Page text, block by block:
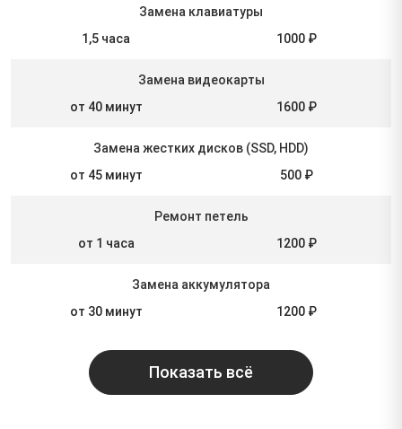
Замена клавиатуры
1,5 часа
1000 ₽
Замена видеокарты
от 40 минут
1600 ₽
Замена жестких дисков (SSD, HDD)
от 45 минут
500 ₽
Ремонт петель
от 1 часа
1200 ₽
Замена аккумулятора
от 30 минут
1200 ₽
Показать всё